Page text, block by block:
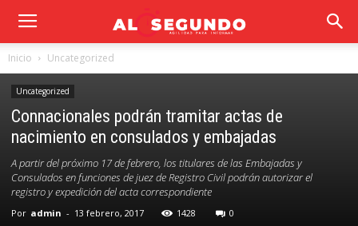
Inicio Uncategorized
Uncategorized
Connacionales podrán tramitar actas de
nacimiento en consulados y embajadas
A partir del próximo 17 de febrero, los titulares de las Embajadas y
Consulados en funciones de juez de Registro Civil podrán autorizar el
registro y expedición del acta correspondiente
Por admin - 13 febrero, 2017 1428 0